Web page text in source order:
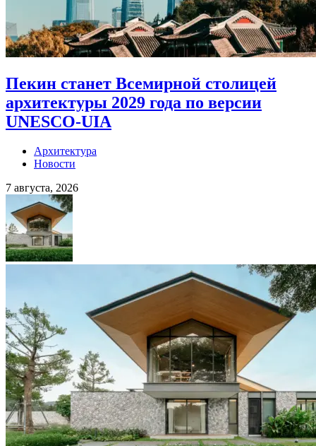
Пекин станет Всемирной столицей
архитектуры 2029 года по версии
UNESCO-UIA
Архитектура
Новости
7 августа, 2026